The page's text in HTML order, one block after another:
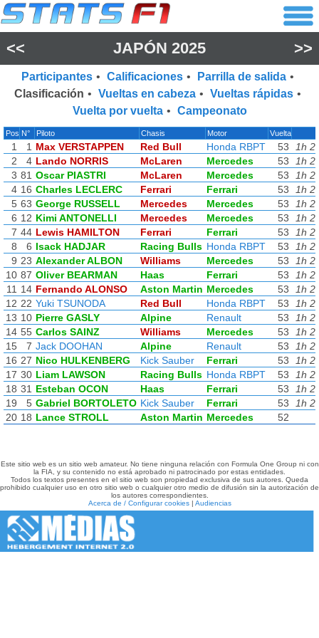
<< JAPÓN 2025 >>
Participantes • Calificaciones • Parrilla de salida •
Clasificación • Vueltas en cabeza • Vueltas rápidas •
Vuelta por vuelta • Campeonato
Pos N° Piloto Chasis Motor Vuelta
1 1 Max VERSTAPPEN Red Bull Honda RBPT 53
1h
2
4 Lando NORRIS McLaren Mercedes 53
1h
3 81 Oscar PIASTRI McLaren Mercedes 53
1h
4 16 Charles LECLERC Ferrari Ferrari 53
1h
5 63 George RUSSELL Mercedes Mercedes 53
1h
6 12 Kimi ANTONELLI Mercedes Mercedes 53
1h
7 44 Lewis HAMILTON Ferrari Ferrari 53
1h
8
6 Isack HADJAR Racing Bulls Honda RBPT 53
1h
9 23 Alexander ALBON Williams Mercedes 53
1h
10 87 Oliver BEARMAN Haas Ferrari 53
1h
11 14 Fernando ALONSO Aston Martin Mercedes 53
1h
12 22 Yuki TSUNODA Red Bull Honda RBPT 53
1h
13 10 Pierre GASLY Alpine Renault 53
1h
14 55 Carlos SAINZ Williams Mercedes 53
1h
15
7 Jack DOOHAN Alpine Renault 53
1h
16 27 Nico HULKENBERG Kick Sauber Ferrari 53
1h
17 30 Liam LAWSON Racing Bulls Honda RBPT 53
1h
18 31 Esteban OCON Haas Ferrari 53
1h
19
5 Gabriel BORTOLETO Kick Sauber Ferrari 53
1h
20 18 Lance STROLL Aston Martin Mercedes 52
Este sitio web es un sitio web amateur. No tiene ninguna relación con Formula One Group ni con
la FIA, y su contenido no está aprobado ni patrocinado por estas entidades.
Todos los textos presentes en el sitio web son propiedad exclusiva de sus autores. Queda
prohibido cualquier uso en otro sitio web o cualquier otro medio de difusión sin la autorización de
los autores correspondientes.
Acerca de / Configurar cookies| Audiencias